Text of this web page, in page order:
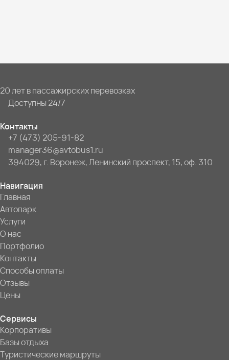
20 лет в пассажирских перевозках
Доступны 24/7
Контакты
+7 (473) 205-91-82
manager36@avtobus1.ru
394029, г. Воронеж, Ленинский проспект, 15, оф. 310
Навигация
Главная
Автопарк
Услуги
О нас
Портфолио
Контакты
Способы оплаты
Отзывы
Цены
Сервисы
Корпоративы
Базы отдыха
Туристические маршруты